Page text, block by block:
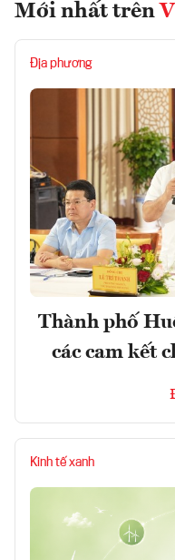
Mới nhất trên
Địa phương
Thành phố
các cam kết
Kinh tế xanh